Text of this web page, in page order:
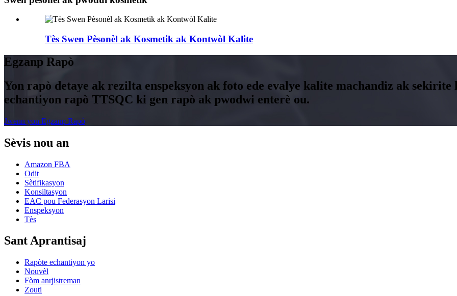
Tès Swen Pèsonèl ak Kosmetik ak Kontwòl Kalite
Egzanp Rapò
Yon rapò detaye ak rezilta enspeksyon ak foto ede evalye kalite machandiz ak sekirite
echantiyon rapò TTSQC ki gen rapò ak pwodwi enterè ou.
Jwenn yon Egzanp Rapò
Sèvis nou an
Amazon FBA
Odit
Sètifikasyon
Konsiltasyon
EAC pou Federasyon Larisi
Enspeksyon
Tès
Sant Aprantisaj
Rapòte echantiyon yo
Nouvèl
Fòm anrjistreman
Zouti